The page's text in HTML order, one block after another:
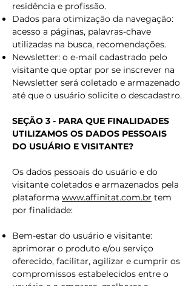
residência e profissão.
Dados para otimização da navegação:
acesso a páginas, palavras-chave
utilizadas na busca, recomendações.
Newsletter: o e-mail cadastrado pelo
visitante que optar por se inscrever na
Newsletter será coletado e armazenado
até que o usuário solicite o descadastro.
SEÇÃO 3 - PARA QUE FINALIDADES
UTILIZAMOS OS DADOS PESSOAIS
DO USUÁRIO E VISITANTE?
Os dados pessoais do usuário e do
visitante coletados e armazenados pela
plataforma www.affinitat.com.br tem
por finalidade:
Bem-estar do usuário e visitante:
aprimorar o produto e/ou serviço
oferecido, facilitar, agilizar e cumprir os
compromissos estabelecidos entre o